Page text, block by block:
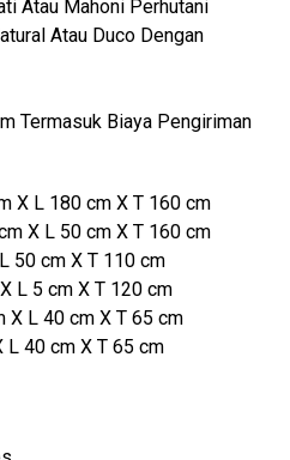
Atau Mahoni Perhutani
Atau Duco Dengan
Termasuk Biaya Pengiriman
X L 180 cm X T 160 cm
X L 50 cm X T 160 cm
50 cm X T 110 cm
L 5 cm X T 120 cm
X L 40 cm X T 65 cm
L 40 cm X T 65 cm